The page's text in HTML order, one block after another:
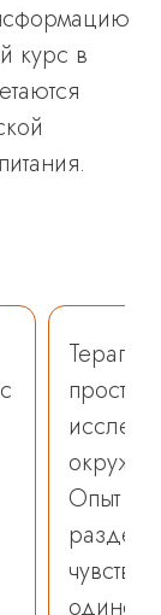
курс в
Опыт